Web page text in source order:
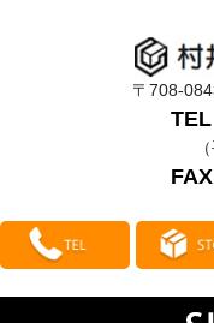
〒708-